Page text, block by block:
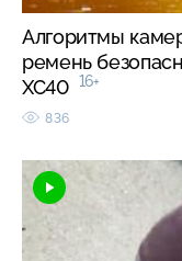
Алгоритмы
ремень
XC40 16+
836